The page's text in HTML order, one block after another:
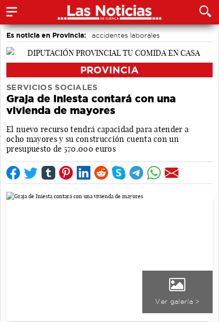
Es noticia en Provincia:
accidentes laborales
Medio Ambiente
PROVINCIA
SERVICIOS SOCIALES
Graja de Iniesta contará con una
vivienda de mayores
El nuevo recurso tendrá capacidad para atender a
ocho mayores y su construcción cuenta con un
presupuesto de 570.000 euros
Ver galería >